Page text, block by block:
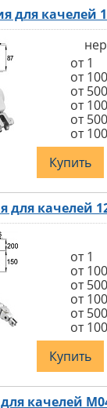
для качелей
от 1
от 100
от 500
от
от
от
Купить
для качелей
от 1
от 100
от 500
от
от
от
Купить
качелей